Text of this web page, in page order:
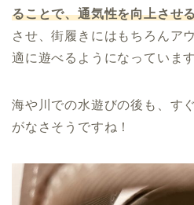
ることで、通気性を向上させ
させ、街履きにはもちろんア
適に遊べるようになっています
海や川での水遊びの後も、す
がなさそうですね！